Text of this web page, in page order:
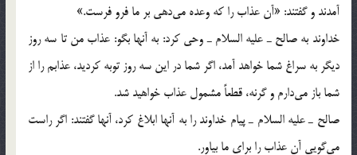
آمدند و گفتند: «آن عذاب را كه وعده مي‎دهي بر ما فرو فرست.»
خداوند به صالح ـ عليه السلام ـ وحي كرد: به آنها بگو: عذاب من تا سه روز
ديگر به سراغ شما خواهد آمد، اگر شما در اين سه روز توبه كرديد، عذابم را از
شما باز مي‎دارم و گرنه، قطعاً مشمول عذاب خواهيد شد.
صالح ـ عليه السلام ـ پيام خداوند را به آنها ابلاغ كرد،‌ آنها گفتند: اگر راست
مي‎گويي آن عذاب را براي ما بياور.